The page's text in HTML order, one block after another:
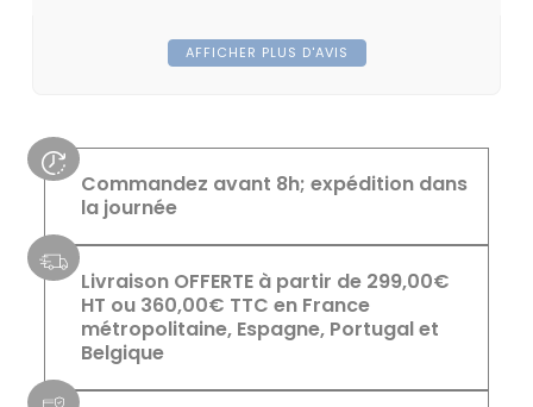
AFFICHER PLUS D'AVIS
Commandez avant 8h; expédition dans
la journée
Livraison OFFERTE à partir de 299,00€
HT ou 360,00€ TTC en France
métropolitaine, Espagne, Portugal et
Belgique